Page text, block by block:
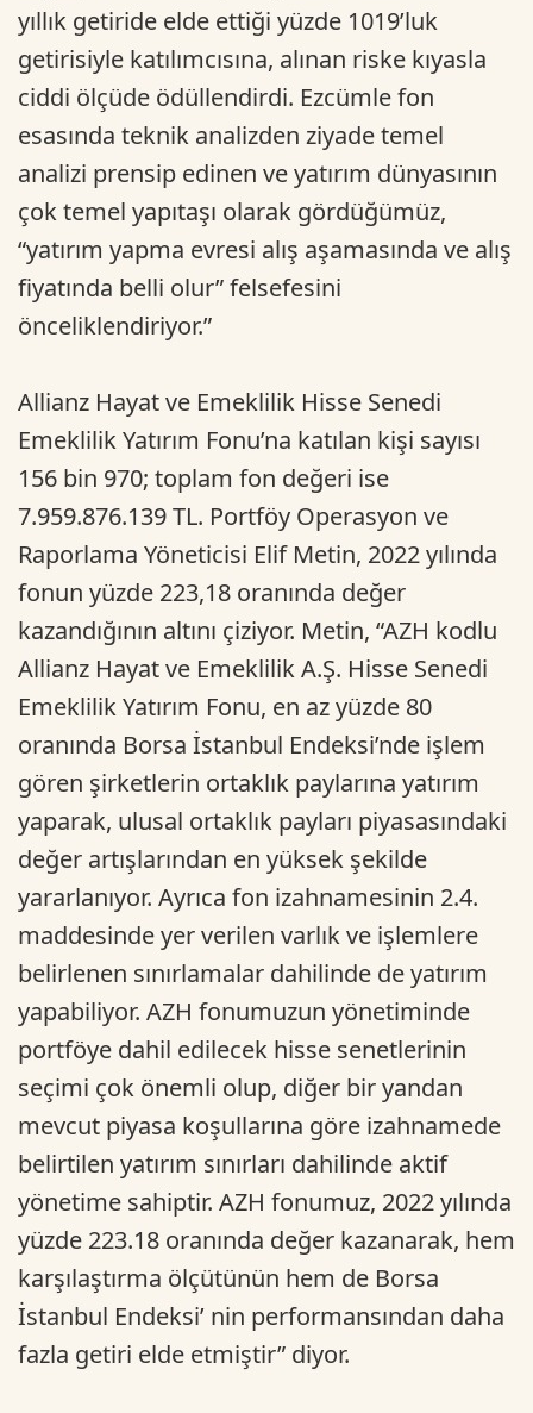
yıllık getiride elde ettiği yüzde 1019’luk
getirisiyle katılımcısına, alınan riske kıyasla
ciddi ölçüde ödüllendirdi. Ezcümle fon
esasında teknik analizden ziyade temel
analizi prensip edinen ve yatırım dünyasının
çok temel yapıtaşı olarak gördüğümüz,
“yatırım yapma evresi alış aşamasında ve alış
fiyatında belli olur” felsefesini
önceliklendiriyor.”
Allianz Hayat ve Emeklilik Hisse Senedi
Emeklilik Yatırım Fonu’na katılan kişi sayısı
156 bin 970; toplam fon değeri ise
7.959.876.139 TL. Portföy Operasyon ve
Raporlama Yöneticisi Elif Metin, 2022 yılında
fonun yüzde 223,18 oranında değer
kazandığının altını çiziyor. Metin, “AZH kodlu
Allianz Hayat ve Emeklilik A.Ş. Hisse Senedi
Emeklilik Yatırım Fonu, en az yüzde 80
oranında Borsa İstanbul Endeksi’nde işlem
gören şirketlerin ortaklık paylarına yatırım
yaparak, ulusal ortaklık payları piyasasındaki
değer artışlarından en yüksek şekilde
yararlanıyor. Ayrıca fon izahnamesinin 2.4.
maddesinde yer verilen varlık ve işlemlere
belirlenen sınırlamalar dahilinde de yatırım
yapabiliyor. AZH fonumuzun yönetiminde
portföye dahil edilecek hisse senetlerinin
seçimi çok önemli olup, diğer bir yandan
mevcut piyasa koşullarına göre izahnamede
belirtilen yatırım sınırları dahilinde aktif
yönetime sahiptir. AZH fonumuz, 2022 yılında
yüzde 223.18 oranında değer kazanarak, hem
karşılaştırma ölçütünün hem de Borsa
İstanbul Endeksi’ nin performansından daha
fazla getiri elde etmiştir” diyor.